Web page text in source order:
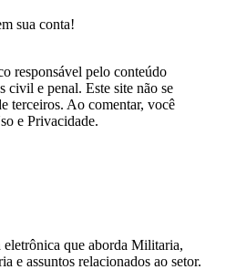
sua conta!
responsável pelo conteúdo
civil e penal. Este site não se
terceiros. Ao comentar, você
e Privacidade.
eletrônica que aborda Militaria,
e assuntos relacionados ao setor.